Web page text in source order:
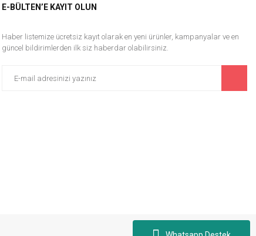
E-BÜLTEN’E KAYIT OLUN
Haber listemize ücretsiz kayıt olarak en yeni ürünler, kampanyalar ve en
güncel bildirimlerden ilk siz haberdar olabilirsiniz.